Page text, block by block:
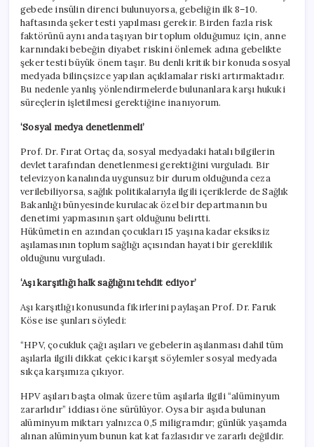
gebede insülin direnci bulunuyorsa, gebeliğin ilk 8–10.
haftasında şeker testi yapılması gerekir. Birden fazla risk
faktörünü aynı anda taşıyan bir toplum olduğumuz için, anne
karnındaki bebeğin diyabet riskini önlemek adına gebelikte
şeker testi büyük önem taşır. Bu denli kritik bir konuda sosyal
medyada bilinçsizce yapılan açıklamalar riski artırmaktadır.
Bu nedenle yanlış yönlendirmelerde bulunanlara karşı hukuki
süreçlerin işletilmesi gerektiğine inanıyorum.
‘Sosyal medya denetlenmeli’
Prof. Dr. Fırat Ortaç da, sosyal medyadaki hatalı bilgilerin
devlet tarafından denetlenmesi gerektiğini vurguladı. Bir
televizyon kanalında uygunsuz bir durum olduğunda ceza
verilebiliyorsa, sağlık politikalarıyla ilgili içeriklerde de Sağlık
Bakanlığı bünyesinde kurulacak özel bir departmanın bu
denetimi yapmasının şart olduğunu belirtti.
Hükümetin en azından çocukları 15 yaşına kadar eksiksiz
aşılamasının toplum sağlığı açısından hayati bir gereklilik
olduğunu vurguladı.
‘Aşı karşıtlığı halk sağlığını tehdit ediyor’
Aşı karşıtlığı konusunda fikirlerini paylaşan Prof. Dr. Faruk
Köse ise şunları söyledi:
“HPV, çocukluk çağı aşıları ve gebelerin aşılanması dahil tüm
aşılarla ilgili dikkat çekici karşıt söylemler sosyal medyada
sıkça karşımıza çıkıyor.
HPV aşıları başta olmak üzere tüm aşılarla ilgili “alüminyum
zararlıdır” iddiası öne sürülüyor. Oysa bir aşıda bulunan
alüminyum miktarı yalnızca 0,5 miligramdır; günlük yaşamda
alınan alüminyum bunun kat kat fazlasıdır ve zararlı değildir.